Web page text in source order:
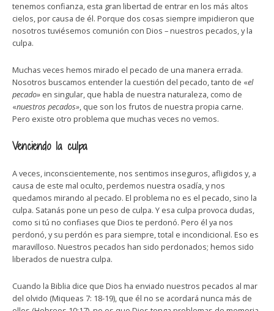
tenemos confianza, esta gran libertad de entrar en los más altos
cielos, por causa de él. Porque dos cosas siempre impidieron que
nosotros tuviésemos comunión con Dios – nuestros pecados, y la
culpa.
Muchas veces hemos mirado el pecado de una manera errada.
Nosotros buscamos entender la cuestión del pecado, tanto de «el
pecado» en singular, que habla de nuestra naturaleza, como de
«nuestros pecados», que son los frutos de nuestra propia carne.
Pero existe otro problema que muchas veces no vemos.
Venciendo la culpa
A veces, inconscientemente, nos sentimos inseguros, afligidos y, a
causa de este mal oculto, perdemos nuestra osadía, y nos
quedamos mirando al pecado. El problema no es el pecado, sino la
culpa. Satanás pone un peso de culpa. Y esa culpa provoca dudas,
como si tú no confiases que Dios te perdonó. Pero él ya nos
perdonó, y su perdón es para siempre, total e incondicional. Eso es
maravilloso. Nuestros pecados han sido perdonados; hemos sido
liberados de nuestra culpa.
Cuando la Biblia dice que Dios ha enviado nuestros pecados al mar
del olvido (Miqueas 7: 18-19), que él no se acordará nunca más de